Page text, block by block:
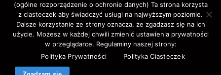
Copyright © 2020 ELA-TRAVEL: Biuro Podróży,
wycieczki, wczasy, pielgrzymki, bilety lotnicze,
autokarowe,promowe,koncertowe,Western-Union,.
(ogólne rozporządzenie o ochronie danych) Ta strona korzysta
z ciasteczek aby świadczyć usługi na najwyższym poziomie.
Dalsze korzystanie ze strony oznacza, że zgadzasz się na ich
użycie. Możesz w każdej chwili zmienić ustawienia prywatności
w przeglądarce. Regulaminy naszej strony:
Polityka Prywatności
Polityka Ciasteczek